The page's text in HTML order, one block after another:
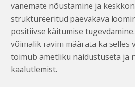
vanemate nõustamine ja
struktureeritud päevakava
positiivse käitumise
võimalik ravim määrata ka selles
toimub ametliku näidustuseta ja
kaalutlemist.